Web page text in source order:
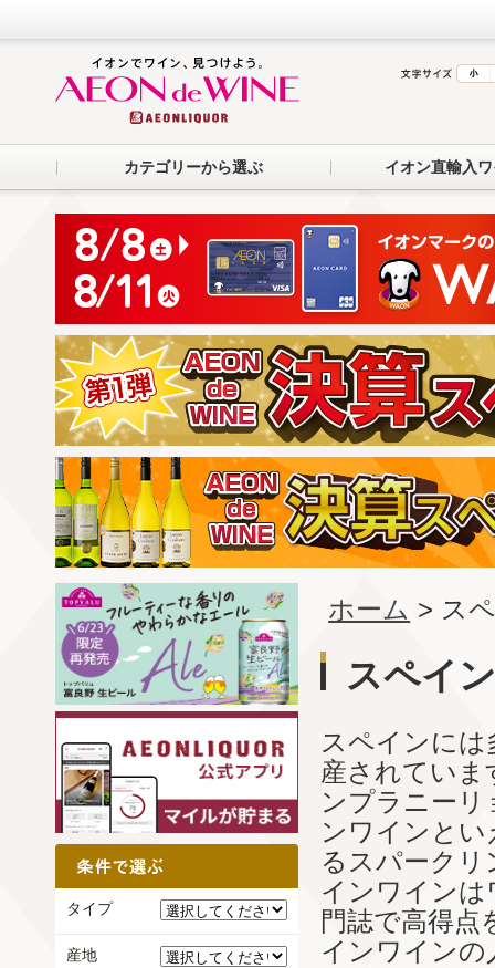
カテゴリーから選ぶ イオン直輸入
ホーム > ス
スペイ
スペインに
産されていま
ンプラニー
ンワインとい
るスパーク
インワインは
門誌で高得点
インワイン
タイプ
産地